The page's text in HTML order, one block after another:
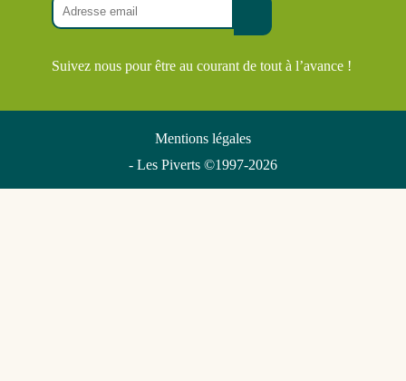
Suivez nous pour être au courant de tout à l’avance !
Mentions légales
- Les Piverts ©1997-2026